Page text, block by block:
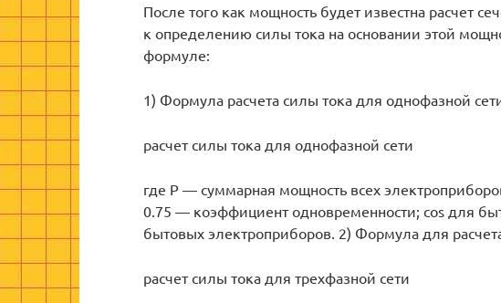
После того как мощность будет известна расчет
к определению силы тока на основании этой
формуле:
1) Формула расчета силы тока для однофазной
расчет силы тока для однофазной сети
где Р — суммарная мощность всех
0.75 — коэффициент одновременности; cos для
бытовых электроприборов. 2) Формула для
расчет силы тока для трехфазной сети